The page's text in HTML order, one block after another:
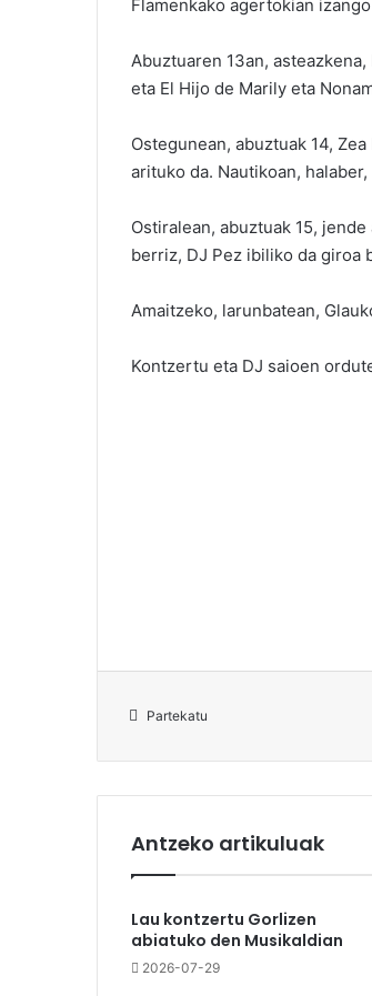
Flamenkako agertokian
Abuztuaren 13an,
eta El Hijo de Marily eta
Ostegunean, abuztuak 14,
arituko da. Nautikoan,
Ostiralean, abuztuak 15,
berriz, DJ Pez ibiliko da giroa
Amaitzeko, larunbatean,
Kontzertu eta DJ saioen
Partekatu
Antzeko artikuluak
Lau kontzertu Gorlizen
abiatuko den Musikaldian
2026-07-29